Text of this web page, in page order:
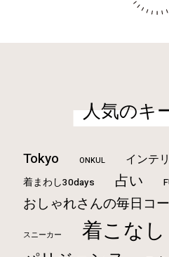
人気のキ
Tokyo ONKUL インテ
着まわし30days 占い
おしゃれさんの毎日コ
スニーカー 着こなし